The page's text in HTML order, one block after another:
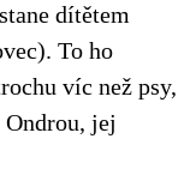
dítětem
To ho
víc než psy,
Ondrou, jej